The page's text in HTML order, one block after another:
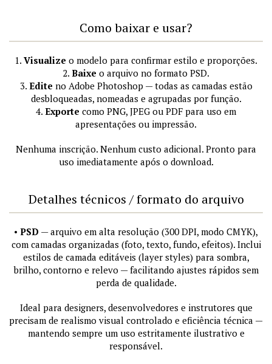
Como baixar e usar?
1. Visualize o modelo para confirmar estilo e proporções.
2. Baixe o arquivo no formato PSD.
3. Edite no Adobe Photoshop — todas as camadas estão
desbloqueadas, nomeadas e agrupadas por função.
4. Exporte como PNG, JPEG ou PDF para uso em
apresentações ou impressão.
Nenhuma inscrição. Nenhum custo adicional. Pronto para
uso imediatamente após o download.
Detalhes técnicos / formato do arquivo
• PSD — arquivo em alta resolução (300 DPI, modo CMYK),
com camadas organizadas (foto, texto, fundo, efeitos). Inclui
estilos de camada editáveis (layer styles) para sombra,
brilho, contorno e relevo — facilitando ajustes rápidos sem
perda de qualidade.
Ideal para designers, desenvolvedores e instrutores que
precisam de realismo visual controlado e eficiência técnica —
mantendo sempre um uso estritamente ilustrativo e
responsável.